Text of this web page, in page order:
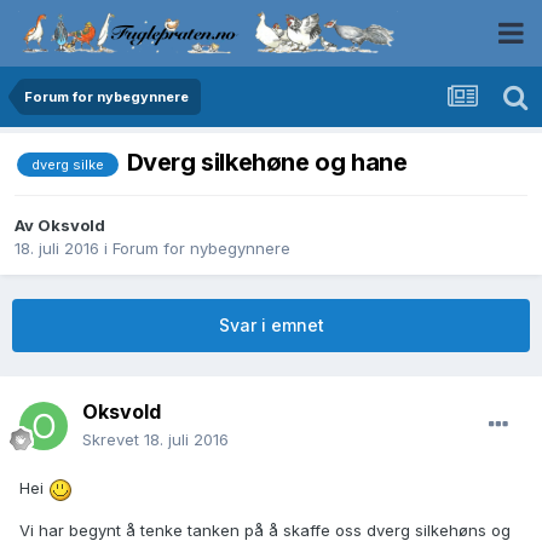
Forum for nybegynnere
dverg silke Dverg silkehøne og hane
Av Oksvold
18. juli 2016 i Forum for nybegynnere
Svar i emnet
Oksvold
Skrevet 18. juli 2016
Hei
Vi har begynt å tenke tanken på å skaffe oss dverg silkehøns og